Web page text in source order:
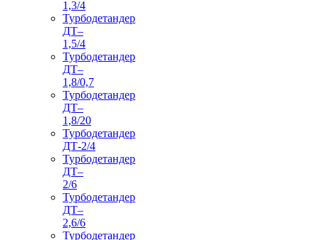
1,3/4
Турбодетандер
ДТ–
1,5/4
Турбодетандер
ДТ–
1,8/0,7
Турбодетандер
ДТ–
1,8/20
Турбодетандер
ДТ-2/4
Турбодетандер
ДТ–
2/6
Турбодетандер
ДТ–
2,6/6
Турбодетандер